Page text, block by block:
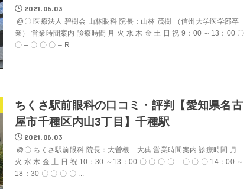
2021.06.03
@〇 医療法人 碧樹会 山林眼科 院長：山林 茂樹 （信州大学医学部卒
業） 営業時間案内 診療時間 月 火 水 木 金 土 日 祝 9：00 ～13：00 〇
〇 – 〇 〇 〇 – R...
ちくさ駅前眼科の口コミ・評判【愛知県名古
屋市千種区内山3丁目】千種駅
2021.06.03
@〇 ちくさ駅前眼科 院長：大曽根 大典 営業時間案内 診療時間 月
火 水 木 金 土 日 祝 10：30 ～13：00 〇 〇 〇 〇 – 〇 〇 〇 14：00 ～
18：30 〇 〇 〇 〇 ...